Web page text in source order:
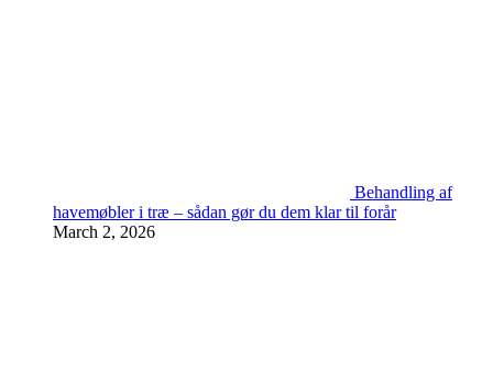
Behandling af
havemøbler i træ – sådan gør du dem klar til forår
March 2, 2026